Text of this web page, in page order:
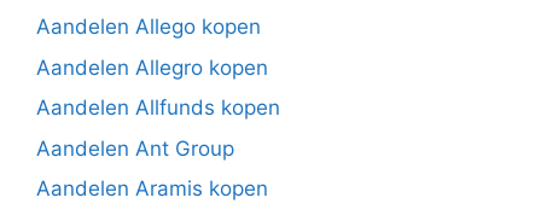
Aandelen Allego kopen
Aandelen Allegro kopen
Aandelen Allfunds kopen
Aandelen Ant Group
Aandelen Aramis kopen